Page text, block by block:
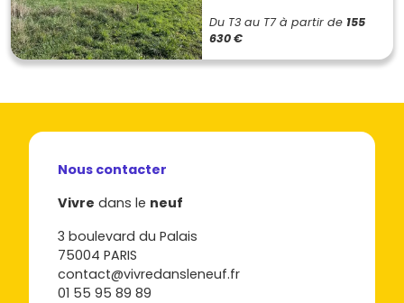
Du T3 au T7 à partir de 155
630 €
Nous contacter
Vivre dans le neuf
3 boulevard du Palais
75004 PARIS
contact@vivredansleneuf.fr
01 55 95 89 89